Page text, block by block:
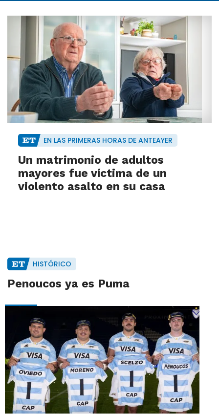
EN LAS PRIMERAS HORAS DE ANTEAYER
Un matrimonio de adultos
mayores fue víctima de un
violento asalto en su casa
HISTÓRICO
Penoucos ya es Puma